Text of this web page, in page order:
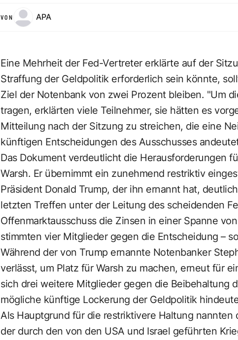
VON APA
Eine Mehrheit der Fed-Vertreter erklärte auf der
Straffung der Geldpolitik erforderlich sein könnte,
Ziel der Notenbank von zwei Prozent bleiben. "Um
tragen, erklärten viele Teilnehmer, sie hätten es
Mitteilung nach der Sitzung zu streichen, die eine
künftigen Entscheidungen des Ausschusses
Das Dokument verdeutlicht die Herausforderungen
Warsh. Er übernimmt ein zunehmend restriktiv
Präsident Donald Trump, der ihn ernannt hat,
letzten Treffen unter der Leitung des scheidenden
Offenmarktausschuss die Zinsen in einer Spanne
stimmten vier Mitglieder gegen die Entscheidung –
Während der von Trump ernannte Notenbanker
verlässt, um Platz für Warsh zu machen, erneut für
sich drei weitere Mitglieder gegen die Beibehaltung
mögliche künftige Lockerung der Geldpolitik
Als Hauptgrund für die restriktivere Haltung
der durch den von den USA und Israel geführten